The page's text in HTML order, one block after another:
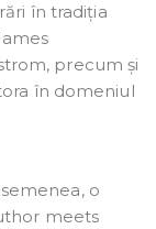
în tradiția
precum și
în domeniul
o
meets